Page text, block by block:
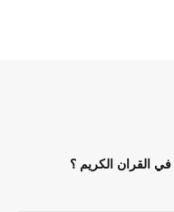
القران الكريم ؟